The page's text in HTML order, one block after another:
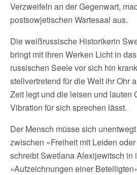
Verzweifeln an der Gegenwart,
postsowjetischen Wartesaal aus.
Die weißrussische Historikerin
bringt mit ihren Werken Licht in
russischen Seele vor sich hin
stellvertretend für die Welt ihr Ohr
Zeit legt und die leisen und lauten
Vibration für sich sprechen lässt.
Der Mensch müsse sich
zwischen »Freiheit mit Leiden
schreibt Swetlana Alexijewitsch in
»Aufzeichnungen einer